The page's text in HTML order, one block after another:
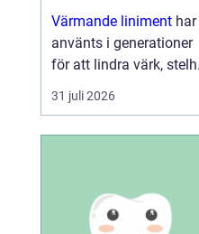
Värmande liniment har
använts i generationer
för att lindra värk,
och trötta muskler. I dag
finns moderna, mer
31 juli 2026